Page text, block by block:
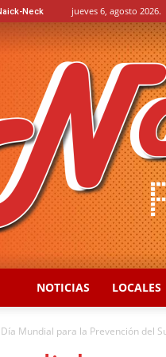
Neck jueves 6, agosto 2026.
NOTICIAS LOCALES
Día Mundial para la Prevención del